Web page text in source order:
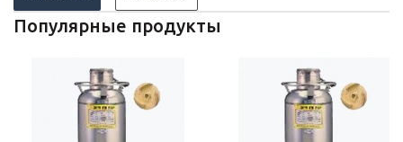
Популярные продукты